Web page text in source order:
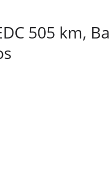
505 km,